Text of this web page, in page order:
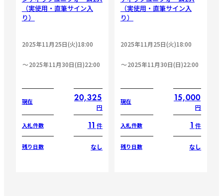
（実使用・直筆サイン入
り）
2025年11月25日(火)18:00
2025年11月30日(日)22:00
現在 20,325
円
入札件数 11 件
残り日数 なし
（実使用・直筆サイン入
り）
2025年11月25日(火)18:00
2025年11月30日(日)22:00
現在 15,000
円
入札件数 1 件
残り日数 なし